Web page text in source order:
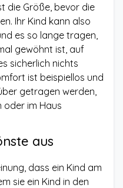
die Größe, bevor die
Ihr Kind kann also
es so lange tragen,
gewöhnt ist, auf
sicherlich nichts
ist beispiellos und
getragen werden,
oder im Haus
aus
dass ein Kind am
sie ein Kind in den